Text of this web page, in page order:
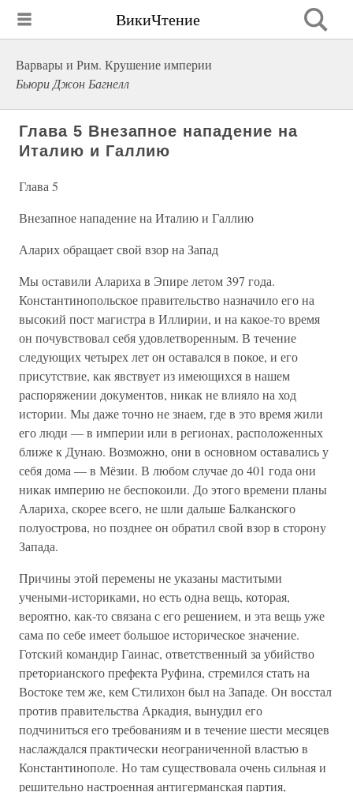
ВикиЧтение
Варвары и Рим. Крушение империи
Бьюри Джон Багнелл
Глава 5 Внезапное нападение на
Италию и Галлию
Глава 5
Внезапное нападение на Италию и Галлию
Аларих обращает свой взор на Запад
Мы оставили Алариха в Эпире летом 397 года.
Константинопольское правительство назначило его на
высокий пост магистра в Иллирии, и на какое-то время
он почувствовал себя удовлетворенным. В течение
следующих четырех лет он оставался в покое, и его
присутствие, как явствует из имеющихся в нашем
распоряжении документов, никак не влияло на ход
истории. Мы даже точно не знаем, где в это время жили
его люди — в империи или в регионах, расположенных
ближе к Дунаю. Возможно, они в основном оставались у
себя дома — в Мёзии. В любом случае до 401 года они
никак империю не беспокоили. До этого времени планы
Алариха, скорее всего, не шли дальше Балканского
полуострова, но позднее он обратил свой взор в сторону
Запада.
Причины этой перемены не указаны маститыми
учеными-историками, но есть одна вещь, которая,
вероятно, как-то связана с его решением, и эта вещь уже
сама по себе имеет большое историческое значение.
Готский командир Гаинас, ответственный за убийство
преторианского префекта Руфина, стремился стать на
Востоке тем же, кем Стилихон был на Западе. Он восстал
против правительства Аркадия, вынудил его
подчиниться его требованиям и в течение шести месяцев
наслаждался практически неограниченной властью в
Константинополе. Но там существовала очень сильная и
решительно настроенная антигерманская партия,